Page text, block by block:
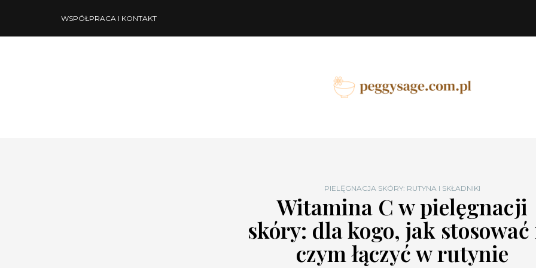
WSPÓŁPRACA I KONTAKT
PIELĘGNACJA SKÓRY: RUTYNA I SKŁADNIKI
Witamina C w pielęgnacji
skóry: dla kogo, jak stosować
czym łączyć w rutynie